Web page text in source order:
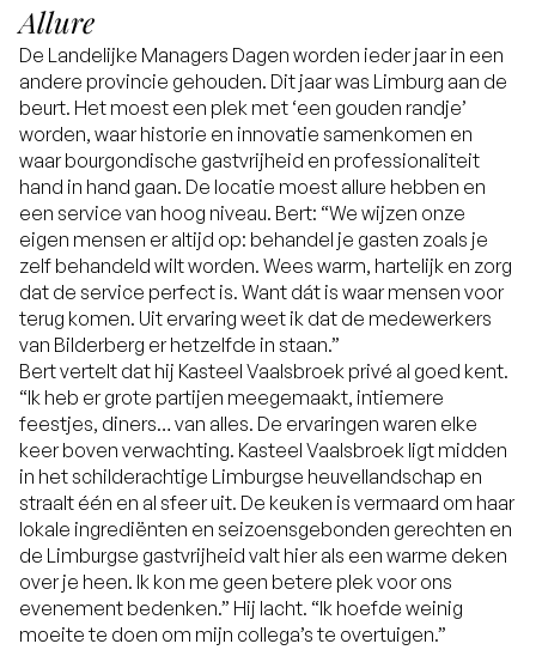
Allure
De Landelijke Managers Dagen worden ieder jaar in een
andere provincie gehouden. Dit jaar was Limburg aan de
beurt. Het moest een plek met ‘een gouden randje’
worden, waar historie en innovatie samenkomen en
waar bourgondische gastvrijheid en professionaliteit
hand in hand gaan. De locatie moest allure hebben en
een service van hoog niveau. Bert: “We wijzen onze
eigen mensen er altijd op: behandel je gasten zoals je
zelf behandeld wilt worden. Wees warm, hartelijk en zorg
dat de service perfect is. Want dát is waar mensen voor
terug komen. Uit ervaring weet ik dat de medewerkers
van Bilderberg er hetzelfde in staan.”
Bert vertelt dat hij Kasteel Vaalsbroek privé al goed kent.
“Ik heb er grote partijen meegemaakt, intiemere
feestjes, diners… van alles. De ervaringen waren elke
keer boven verwachting. Kasteel Vaalsbroek ligt midden
in het schilderachtige Limburgse heuvellandschap en
straalt één en al sfeer uit. De keuken is vermaard om haar
lokale ingrediënten en seizoensgebonden gerechten en
de Limburgse gastvrijheid valt hier als een warme deken
over je heen. Ik kon me geen betere plek voor ons
evenement bedenken.” Hij lacht. “Ik hoefde weinig
moeite te doen om mijn collega’s te overtuigen.”